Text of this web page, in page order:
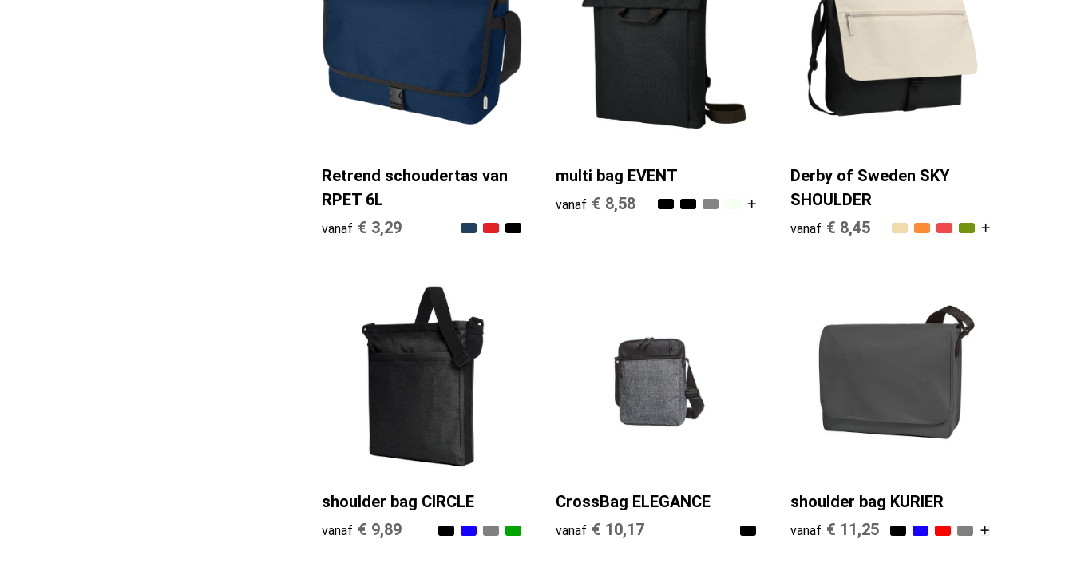
Retrend schoudertas van
RPET 6L
vanaf € 3,29
multi bag EVENT
vanaf € 8,58
Derby of Sweden SKY
SHOULDER
vanaf € 8,45
shoulder bag CIRCLE
vanaf € 9,89
CrossBag ELEGANCE
vanaf € 10,17
shoulder bag KURIER
vanaf € 11,25